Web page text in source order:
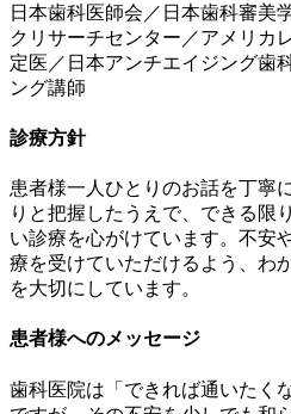
日本歯科医師会／日本歯科審美
クリサーチセンター／アメリカ
定医／日本アンチエイジング歯
ング講師
診療方針
患者様一人ひとりのお話を丁寧
りと把握したうえで、できる限
い診療を心がけています。不安
療を受けていただけるよう、わ
を大切にしています。
患者様へのメッセージ
歯科医院は「できれば通いたく